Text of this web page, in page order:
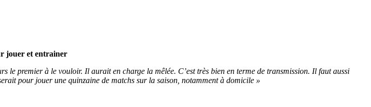
jouer et entrainer
le premier à le vouloir. Il aurait en charge la mêlée. C’est très bien en terme de transmission. Il faut aussi
pour jouer une quinzaine de matchs sur la saison, notamment à domicile »